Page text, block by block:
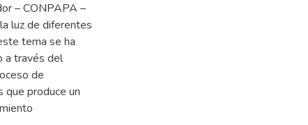
– CONPAPA –
luz de diferentes
tema se ha
a través del
de
que produce un